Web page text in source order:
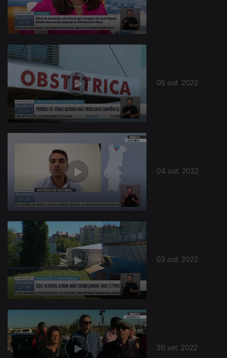
05 out. 2022
04 out. 2022
03 out. 2022
30 set. 2022